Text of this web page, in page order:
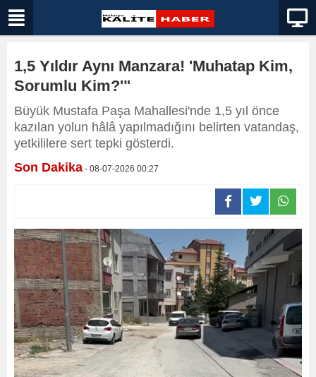
1,5 Yıldır Aynı Manzara! 'Muhatap Kim,
Sorumlu Kim?'"
Büyük Mustafa Paşa Mahallesi'nde 1,5 yıl önce
kazılan yolun hâlâ yapılmadığını belirten vatandaş,
yetkililere sert tepki gösterdi.
Son Dakika - 08-07-2026 00:27